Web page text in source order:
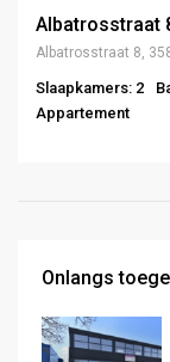
Albatrosstraat
Albatrosstraat 8,
Slaapkamers: 2
Appartement
Onlangs